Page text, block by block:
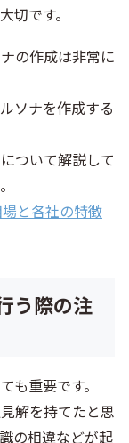
切です。
の作成は非常に
ソナを作成する
ついて解説して
と各社の特徴
う際の注
も重要です。
解を持てたと思
の相違などが起